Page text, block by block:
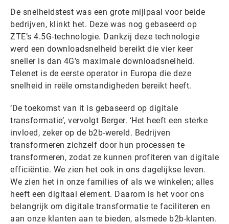
De snelheidstest was een grote mijlpaal voor beide
bedrijven, klinkt het. Deze was nog gebaseerd op
ZTE’s 4.5G-technologie. Dankzij deze technologie
werd een downloadsnelheid bereikt die vier keer
sneller is dan 4G’s maximale downloadsnelheid.
Telenet is de eerste operator in Europa die deze
snelheid in reële omstandigheden bereikt heeft.
‘De toekomst van it is gebaseerd op digitale
transformatie’, vervolgt Berger. ‘Het heeft een sterke
invloed, zeker op de b2b-wereld. Bedrijven
transformeren zichzelf door hun processen te
transformeren, zodat ze kunnen profiteren van digitale
efficiëntie. We zien het ook in ons dagelijkse leven.
We zien het in onze families of als we winkelen; alles
heeft een digitaal element. Daarom is het voor ons
belangrijk om digitale transformatie te faciliteren en
aan onze klanten aan te bieden, alsmede b2b-klanten.